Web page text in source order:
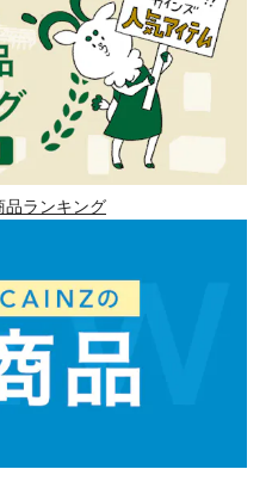
品ランキング